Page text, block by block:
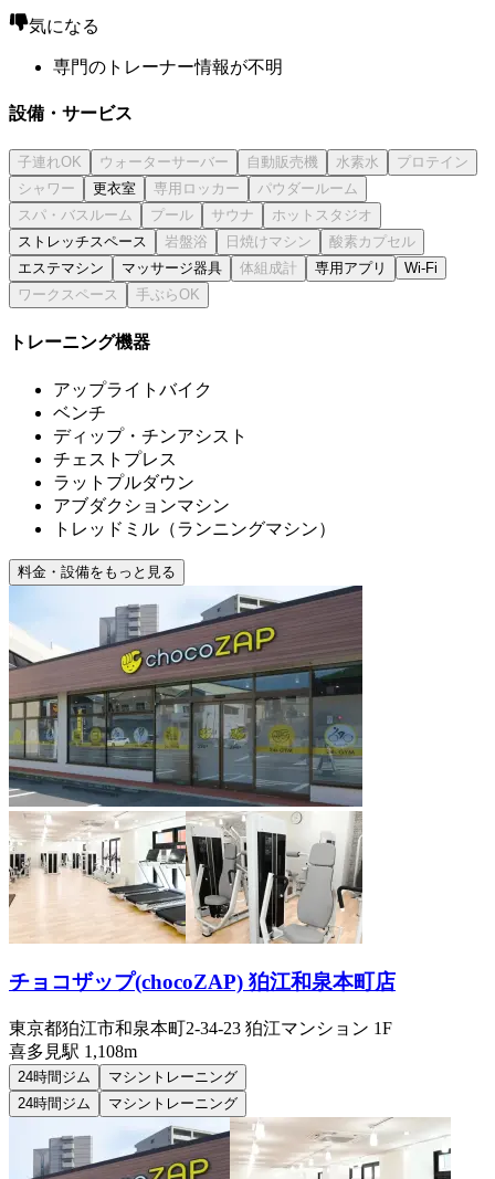
気になる
専門のトレーナー情報が不明
設備・サービス
更衣室
ストレッチスペース
エステマシン
マッサージ器具 専用アプリ Wi-Fi
トレーニング機器
アップライトバイク
ベンチ
ディップ・チンアシスト
チェストプレス
ラットプルダウン
アブダクションマシン
トレッドミル（ランニングマシン）
料金・設備をもっと見る
チョコザップ(chocoZAP) 狛江和泉本町店
東京都狛江市和泉本町2-34-23 狛江マンション 1F
喜多見駅 1,108m
24時間ジム
マシントレーニング
24時間ジム
マシントレーニング